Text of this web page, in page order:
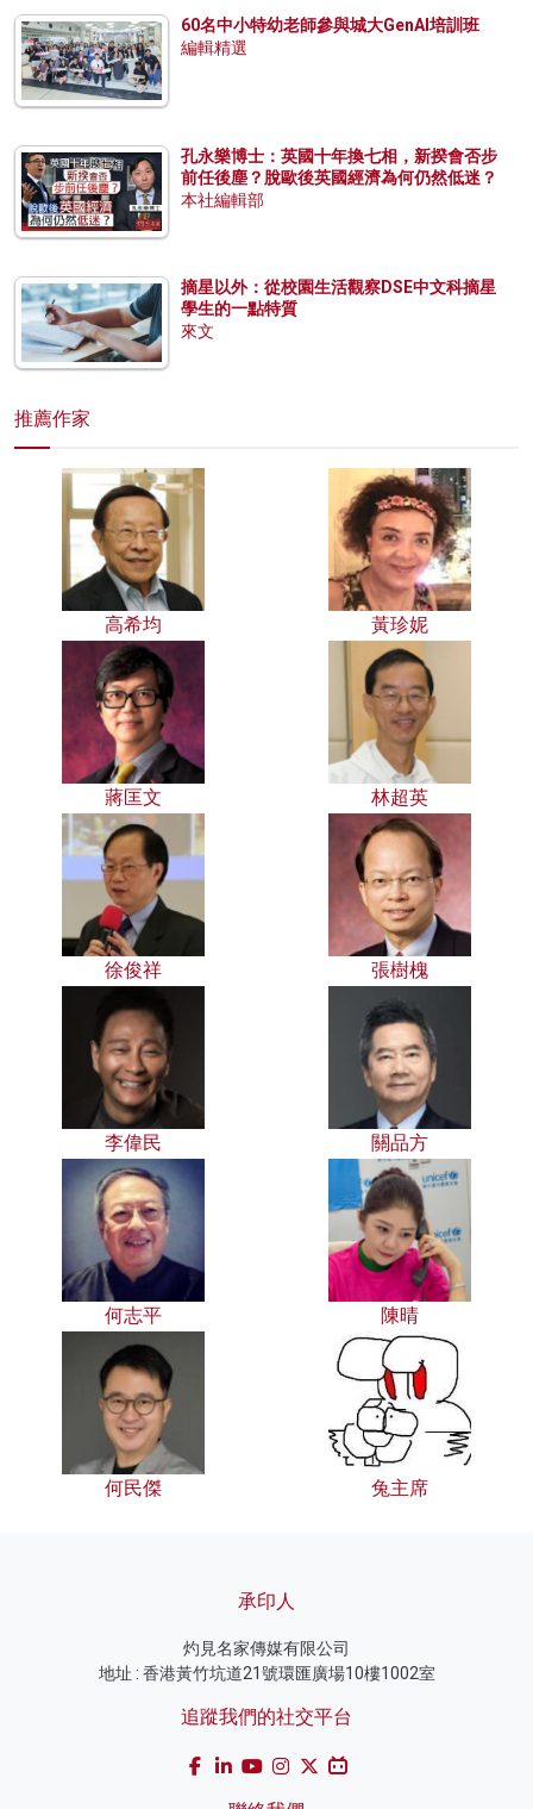
60名中小特幼老師參與城大GenAI培訓班
編輯精選
孔永樂博士：英國十年換七相，新揆會否步
前任後塵？脫歐後英國經濟為何仍然低迷？
本社編輯部
摘星以外：從校園生活觀察DSE中文科摘星
學生的一點特質
來文
推薦作家
高希均 黃珍妮
蔣匡文 林超英
徐俊祥 張樹槐
李偉民 關品方
何志平 陳晴
何民傑 兔主席
承印人
灼見名家傳媒有限公司
地址 : 香港黃竹坑道21號環匯廣場10樓1002室
追蹤我們的社交平台